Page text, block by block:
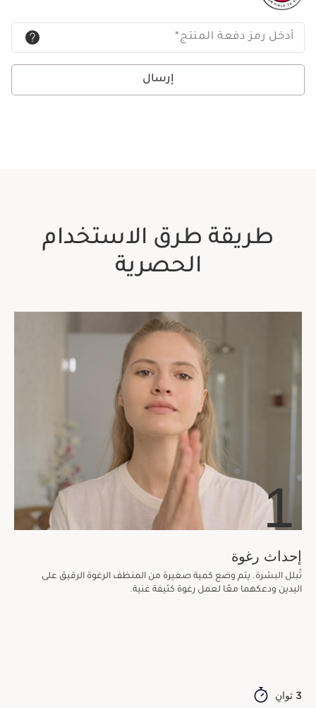
أدخل رمز دفعة المنتج*
إرسال
طريقة طرق الاستخدام
الحصرية
1
إحداث رغوة
تُبلل البشرة. يتم وضع كمية صغيرة من المنظف الرغوة الرقيق على
اليدين ودعكهما معًا لعمل رغوة كثيفة غنية.
3 ثوانٍ